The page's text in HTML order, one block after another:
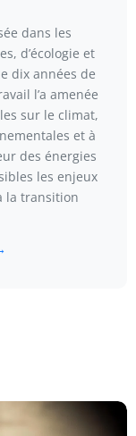
dans les
d’écologie et
dix années de
l’a amenée
sur le climat,
et à
des énergies
les enjeux
la transition